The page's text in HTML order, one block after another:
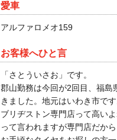
愛車
アルファロメオ159
お客様へひと言
「さとういさお」です。
郡山勤務は今回が2回目、福島
きました。地元はいわき市です
ブリヂストン専門店って高い
って言われますが専門店だか